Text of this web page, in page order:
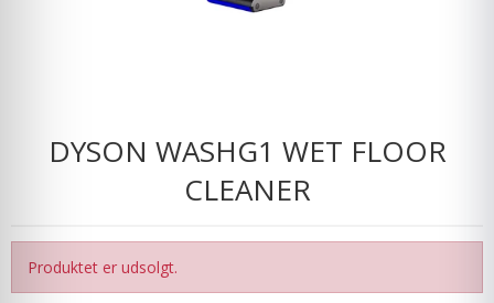
DYSON WASHG1 WET FLOOR
CLEANER
Produktet er udsolgt.